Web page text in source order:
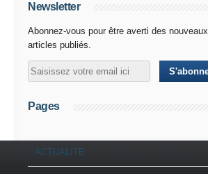
Newsletter
Abonnez-vous pour être averti des nouveaux
articles publiés.
Pages
ACTUALITE